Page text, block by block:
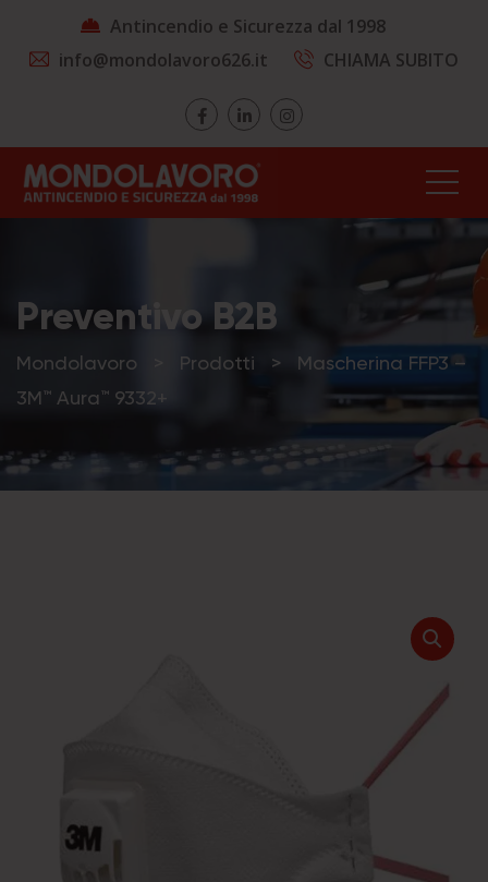
Antincendio e Sicurezza dal 1998
info@mondolavoro626.it
CHIAMA SUBITO
Preventivo B2B
Mondolavoro Prodotti >
Mascherina FFP3 –
3M™ Aura™ 9332+